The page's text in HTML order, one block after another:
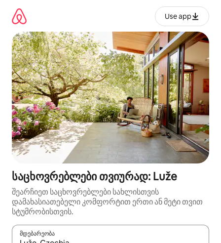
გადასვლა
Use app
საცხოვრებლები თვიურად: Luže
შეარჩიეთ საცხოვრებლები სახლისთვის
დამახასიათებელი კომფორტით ერთი ან მეტი თვით
სტუმრობისთვის.
მდებარეობა